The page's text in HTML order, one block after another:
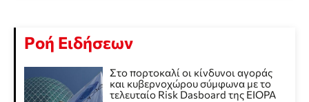
Ροή Ειδήσεων
Στο πορτοκαλί οι κίνδυνοι αγοράς
και κυβερνοχώρου σύμφωνα με το
τελευταίο Risk Dasboard της EIOPA